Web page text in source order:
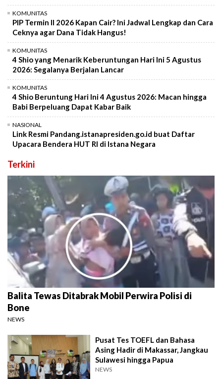
KOMUNITAS
PIP Termin II 2026 Kapan Cair? Ini Jadwal Lengkap dan Cara
Ceknya agar Dana Tidak Hangus!
KOMUNITAS
4 Shio yang Menarik Keberuntungan Hari Ini 5 Agustus
2026: Segalanya Berjalan Lancar
KOMUNITAS
4 Shio Beruntung Hari Ini 4 Agustus 2026: Macan hingga
Babi Berpeluang Dapat Kabar Baik
NASIONAL
Link Resmi Pandang.istanapresiden.go.id buat Daftar
Upacara Bendera HUT RI di Istana Negara
Terkini
Balita Tewas Ditabrak Mobil Perwira Polisi di
Bone
NEWS
Pusat Tes TOEFL dan Bahasa
Asing Hadir di Makassar, Jangkau
Sulawesi hingga Papua
NEWS